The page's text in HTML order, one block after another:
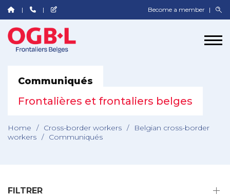
Become a member
Communiqués
Frontalières et frontaliers belges
Home / Cross-border workers /
Belgian cross-border
workers / Communiqués
FILTRER